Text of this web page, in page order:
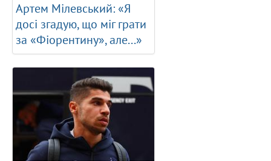
Артем Мілевський: «Я
досі згадую, що міг грати
за «Фіорентину», але...»